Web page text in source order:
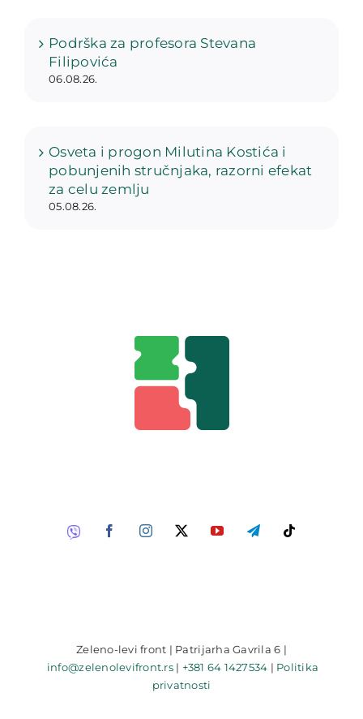
Podrška za profesora Stevana
Filipovića
06.08.26.
Osveta i progon Milutina Kostića i
pobunjenih stručnjaka, razorni efekat
za celu zemlju
05.08.26.
Zeleno-levi front | Patrijarha Gavrila 6 |
info@zelenolevifront.rs| +381 64 1427534 | Politika
privatnosti